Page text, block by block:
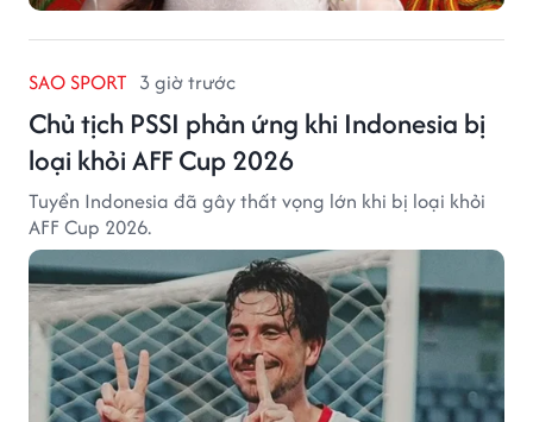
SAO SPORT 3 giờ trước
Chủ tịch PSSI phản ứng khi Indonesia bị
loại khỏi AFF Cup 2026
Tuyển Indonesia đã gây thất vọng lớn khi bị loại khỏi
AFF Cup 2026.